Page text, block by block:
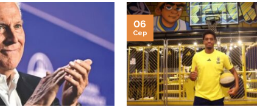
06
Сер